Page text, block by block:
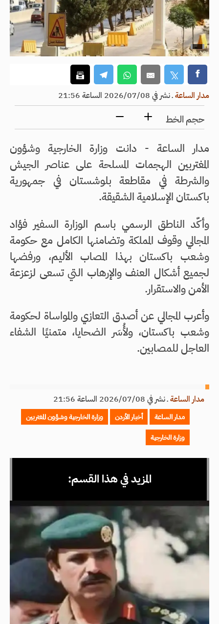
مدار الساعةـنشر في 2026/07/08 الساعة 21:56
حجم الخط
مدار الساعة - دانت وزارة الخارجية وشؤون
المغتربين الهجمات المسلحة على عناصر الجيش
والشرطة في مقاطعة بلوشستان في جمهورية
باكستان الإسلامية الشقيقة.
وأكّد الناطق الرسمي باسم الوزارة السفير فؤاد
المجالي وقوف المملكة وتضامنها الكامل مع حكومة
وشعب باكستان بهذا المصاب الأليم، ورفضها
لجميع أشكال العنف والإرهاب التي تسعى لزعزعة
الأمن والاستقرار.
وأعرب المجالي عن أصدق التعازي والمواساة لحكومة
وشعب باكستان، ولأُسَر الضحايا، متمنيًا الشفاء
العاجل للمصابين.
مدار الساعةـنشر في 2026/07/08 الساعة 21:56
مدار الساعة أخبار الأردن
وزارة الخارجية وشؤون المغتربين
وزارة الخارجية
المزيد في هذا القسم: